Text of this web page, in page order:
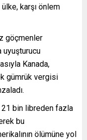
karşı önlem
göçmenler
Kanada,
gümrük vergisi
21 bin libreden fazla
bu
ölümüne yol